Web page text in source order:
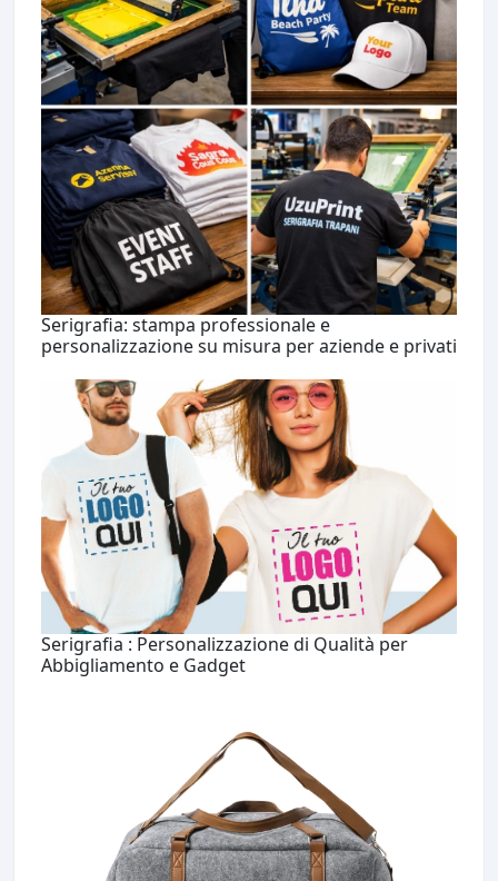
Serigrafia: stampa professionale e
personalizzazione su misura per aziende e privati
Serigrafia : Personalizzazione di Qualità per
Abbigliamento e Gadget